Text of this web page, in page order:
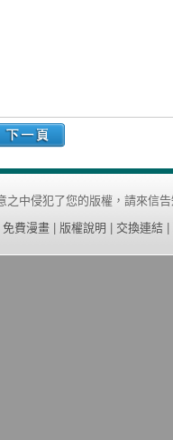
之中侵犯了您的版權，請來信
免費漫畫 版權說明 交換連結